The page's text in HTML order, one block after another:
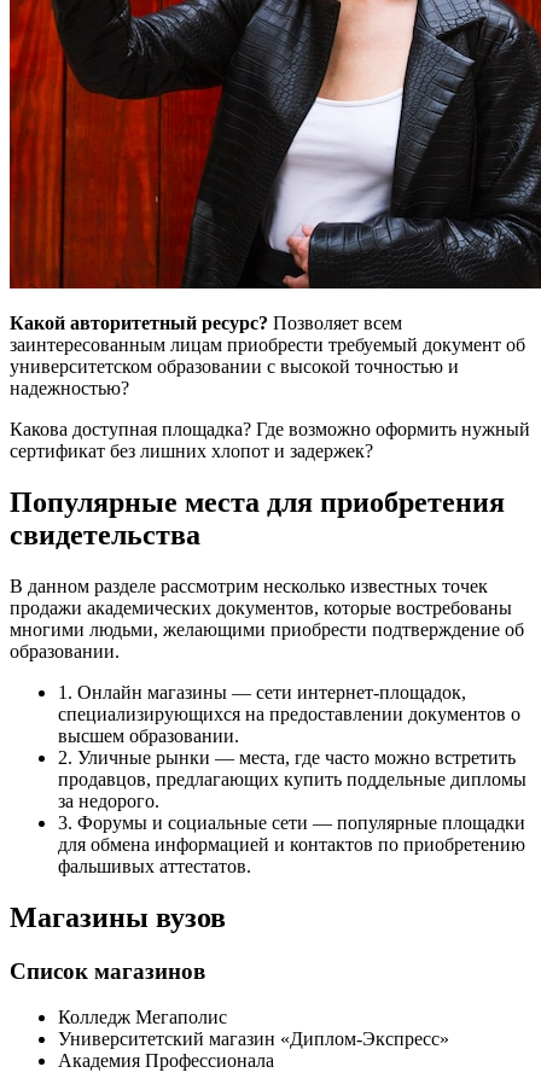
Какой авторитетный ресурс? Позволяет всем
заинтересованным лицам приобрести требуемый документ об
университетском образовании с высокой точностью и
надежностью?
Какова доступная площадка? Где возможно оформить нужный
сертификат без лишних хлопот и задержек?
Популярные места для приобретения
свидетельства
В данном разделе рассмотрим несколько известных точек
продажи академических документов, которые востребованы
многими людьми, желающими приобрести подтверждение об
образовании.
1. Онлайн магазины — сети интернет-площадок,
специализирующихся на предоставлении документов о
высшем образовании.
2. Уличные рынки — места, где часто можно встретить
продавцов, предлагающих купить поддельные дипломы
за недорого.
3. Форумы и социальные сети — популярные площадки
для обмена информацией и контактов по приобретению
фальшивых аттестатов.
Магазины вузов
Список магазинов
Колледж Мегаполис
Университетский магазин «Диплом-Экспресс»
Академия Профессионала